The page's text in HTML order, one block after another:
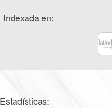
Indexada en:
Estadísticas: